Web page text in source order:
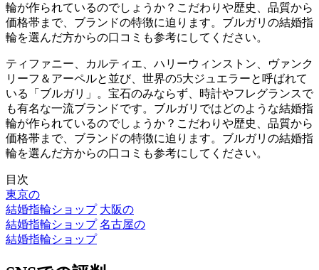
輪が作られているのでしょうか？こだわりや歴史、品質から
価格帯まで、ブランドの特徴に迫ります。ブルガリの結婚指
輪を選んだ方からの口コミも参考にしてください。
ティファニー、カルティエ、ハリーウィンストン、ヴァンク
リーフ＆アーペルと並び、世界の5大ジュエラーと呼ばれて
いる「ブルガリ」。宝石のみならず、時計やフレグランスで
も有名な一流ブランドです。ブルガリではどのような結婚指
輪が作られているのでしょうか？こだわりや歴史、品質から
価格帯まで、ブランドの特徴に迫ります。ブルガリの結婚指
輪を選んだ方からの口コミも参考にしてください。
目次
東京の
結婚指輪ショップ 大阪の
結婚指輪ショップ 名古屋の
結婚指輪ショップ